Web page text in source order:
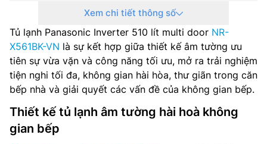
Dung tích năng đá: 195 lít
Dung tích năng mát: 315 lít
Công nghệ inverter: Inverter
Điện năng tiêu thụ hàng năm: 497 kWh/năm
Lấy nước bên ngoài: Không
Xem chi tiết thông số
Tủ lạnh Panasonic Inverter 510 lít multi door NR-
X561BK-VN là sự kết hợp giữa thiết kế âm tường ưu
tiên sự vừa vặn và công năng tối ưu, mở ra trải nghiệm
tiện nghi tối đa, không gian hài hòa, thư giãn trong căn
bếp nhà và giải quyết các vấn đề của không gian bếp.
Thiết kế tủ lạnh âm tường hài hoà không
gian bếp